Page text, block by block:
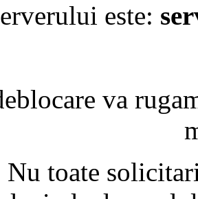
este:
va
toate